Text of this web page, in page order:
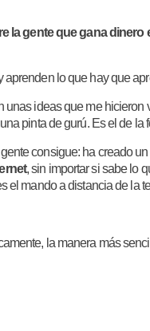
la gente que gana
lo que hay que
unas ideas que me hicieron
pinta de gurú. Es el de la
consigue: ha creado
, sin importar si sabe lo
el mando a distancia de la
la manera más